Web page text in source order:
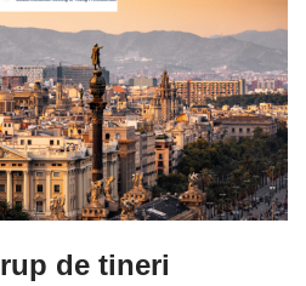
de tineri